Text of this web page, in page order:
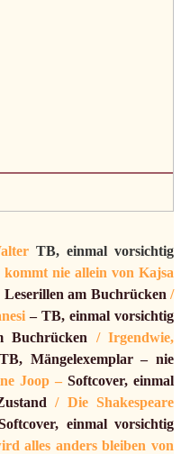
TB, einmal vorsichtig
kommt nie allein von Kajsa
Leserillen am Buchrücken /
– TB, einmal vorsichtig
Buchrücken / Irgendwie,
TB, Mängelexemplar – nie
Joop – Softcover, einmal
/ Die Shakespeare
einmal vorsichtig
alles anders bleiben von